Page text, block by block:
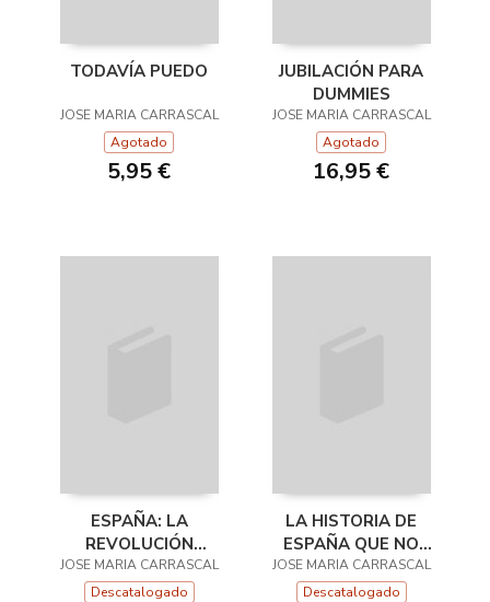
TODAVÍA PUEDO
JOSE MARIA CARRASCAL
Agotado
5,95 €
JUBILACIÓN PARA
DUMMIES
JOSE MARIA CARRASCAL
Agotado
16,95 €
ESPAÑA: LA
REVOLUCIÓN
PENDIENTE (1808 -
2016)
JOSE MARIA CARRASCAL
Descatalogado
LA HISTORIA DE
ESPAÑA QUE NO
NOS CONTARON
JOSE MARIA CARRASCAL
Descatalogado